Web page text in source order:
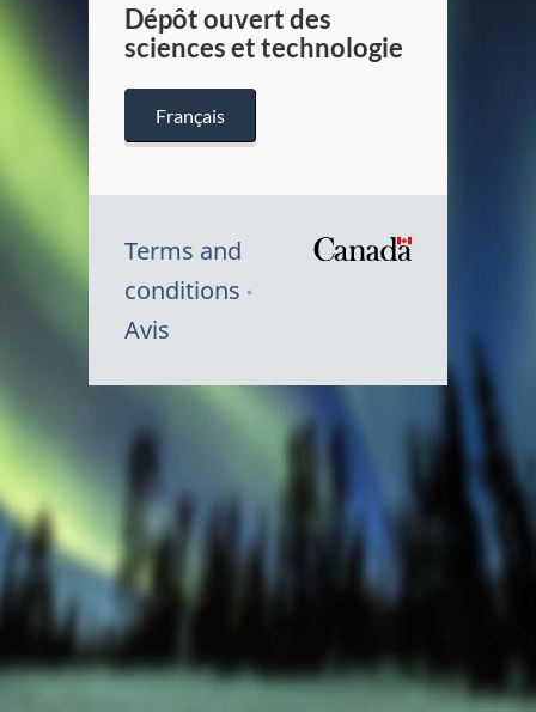
Dépôt ouvert des
sciences et technologie
Français
Terms and
conditions
Avis
Canada